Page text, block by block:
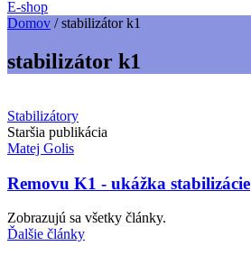
E-shop
Domov /stabilizátor k1
stabilizátor k1
Stabilizátory
Staršia publikácia
Matej Golis
Removu K1 - ukážka stabilizácie
Zobrazujú sa všetky články.
Ďalšie články